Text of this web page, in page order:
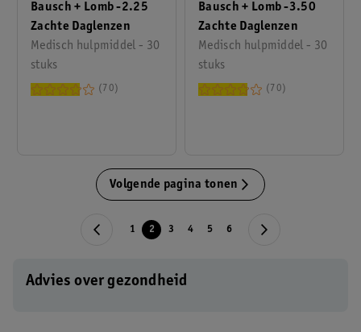
Bausch + Lomb -2.25
Zachte Daglenzen
Medisch hulpmiddel - 30
stuks
70
Bausch + Lomb -3.50
Zachte Daglenzen
Medisch hulpmiddel - 30
stuks
70
Volgende pagina tonen
1 2 3 4 5 6
Advies over gezondheid